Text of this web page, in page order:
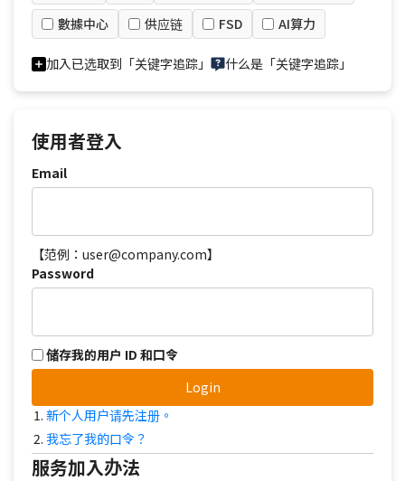
數據中心 供应链 FSD AI算力
加入已选取到「关键字追踪」 什么是「关键字追踪」
使用者登入
Email
【范例：user@company.com】
Password
储存我的用户 ID 和口令
Login
新个人用户请先注册。
我忘了我的口令？
服务加入办法